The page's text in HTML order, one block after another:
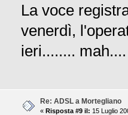
La voce
venerdì,
ieri........ mah....
Re: ADSL a Mortegliano
« Risposta #9 il: 15 Luglio